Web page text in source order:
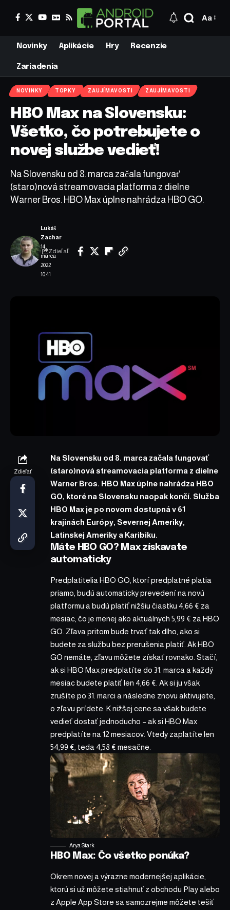
Aa
Novinky Aplikácie Hry Recenzie
Zariadenia
NOVINKY TOPKY ZAUJÍMAVOSTI ZAUJÍMAVOSTI
HBO Max na Slovensku:
Všetko, čo potrebujete o
novej službe vedieť!
Na Slovensku od 8. marca začala fungovať
(staro)nová streamovacia platforma z dielne
Warner Bros. HBO Max úplne nahrádza HBO GO.
14.
marca
2022
10:41
Lukáš
Zachar
Zdieľať
Zdieľať
Na Slovensku od 8. marca začala fungovať
(staro)nová streamovacia platforma z dielne
Warner Bros. HBO Max úplne nahrádza HBO
GO, ktoré na Slovensku naopak končí. Služba
HBO Max je po novom dostupná v 61
krajinách Európy, Severnej Ameriky,
Latinskej Ameriky a Karibiku.
Máte HBO GO? Max získavate
automaticky
Predplatitelia HBO GO, ktorí predplatné platia
priamo, budú automaticky prevedení na novú
platformu a budú platiť nižšiu čiastku 4,66 € za
mesiac, čo je menej ako aktuálnych 5,99 € za HBO
GO. Zľava pritom bude trvať tak dlho, ako si
budete za službu bez prerušenia platiť. Ak HBO
GO nemáte, zľavu môžete získať rovnako. Stačí,
ak si HBO Max predplatíte do 31. marca a každý
mesiac budete platiť len 4,66 €. Ak si ju však
zrušíte po 31. marci a následne znovu aktivujete,
o zľavu prídete. K nižšej cene sa však budete
vedieť dostať jednoducho – ak si HBO Max
predplatíte na 12 mesiacov. Vtedy zaplatíte len
54,99 €, teda 4,58 € mesačne.
Arya Stark
HBO Max: Čo všetko ponúka?
Okrem novej a výrazne modernejšej aplikácie,
ktorú si už môžete stiahnuť z obchodu Play alebo
z Apple App Store sa samozrejme môžete tešiť